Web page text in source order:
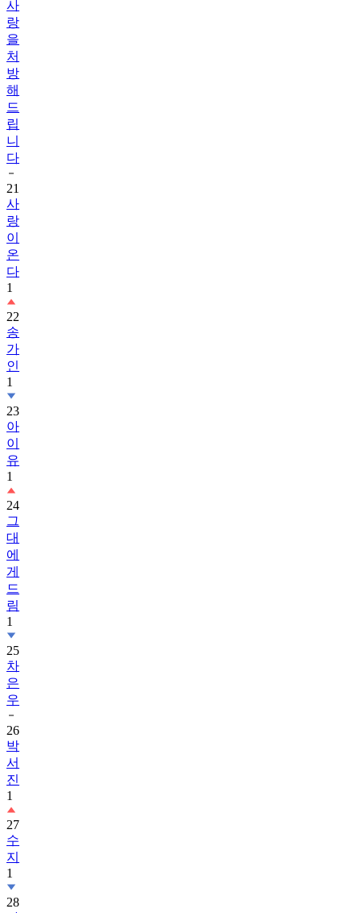
사
랑
을
처
방
해
드
립
니
다
21
사
랑
이
온
다
1
22
송
가
인
1
23
아
이
유
1
24
그
대
에
게
드
림
1
25
차
은
우
26
박
서
진
1
27
수
지
1
28